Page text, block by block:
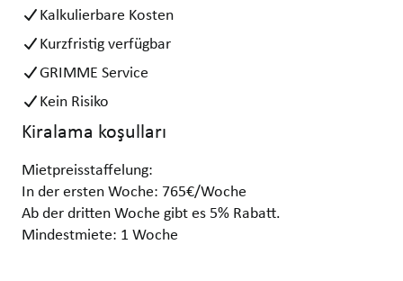
Kalkulierbare Kosten
Kurzfristig verfügbar
GRIMME Service
Kein Risiko
Kiralama koşulları
Mietpreisstaffelung:
In der ersten Woche: 765€/Woche
Ab der dritten Woche gibt es 5% Rabatt.
Mindestmiete: 1 Woche